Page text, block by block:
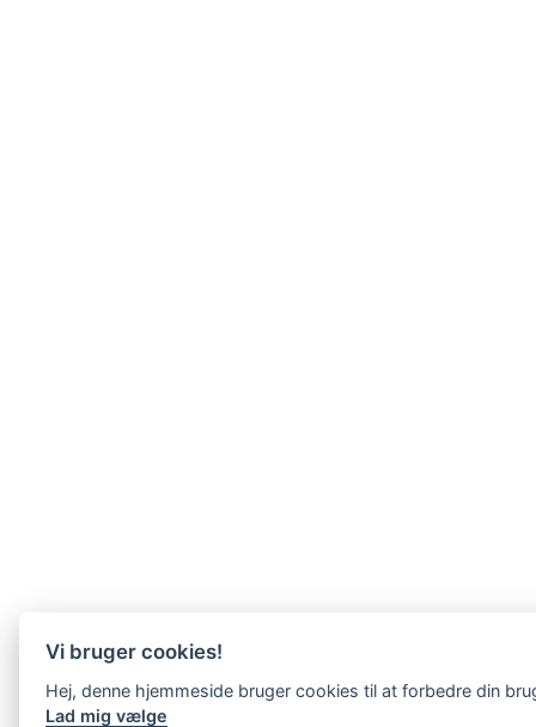
Vi bruger cookies!
Hej, denne hjemmeside bruger cookies til at forbedre din
Lad mig vælge